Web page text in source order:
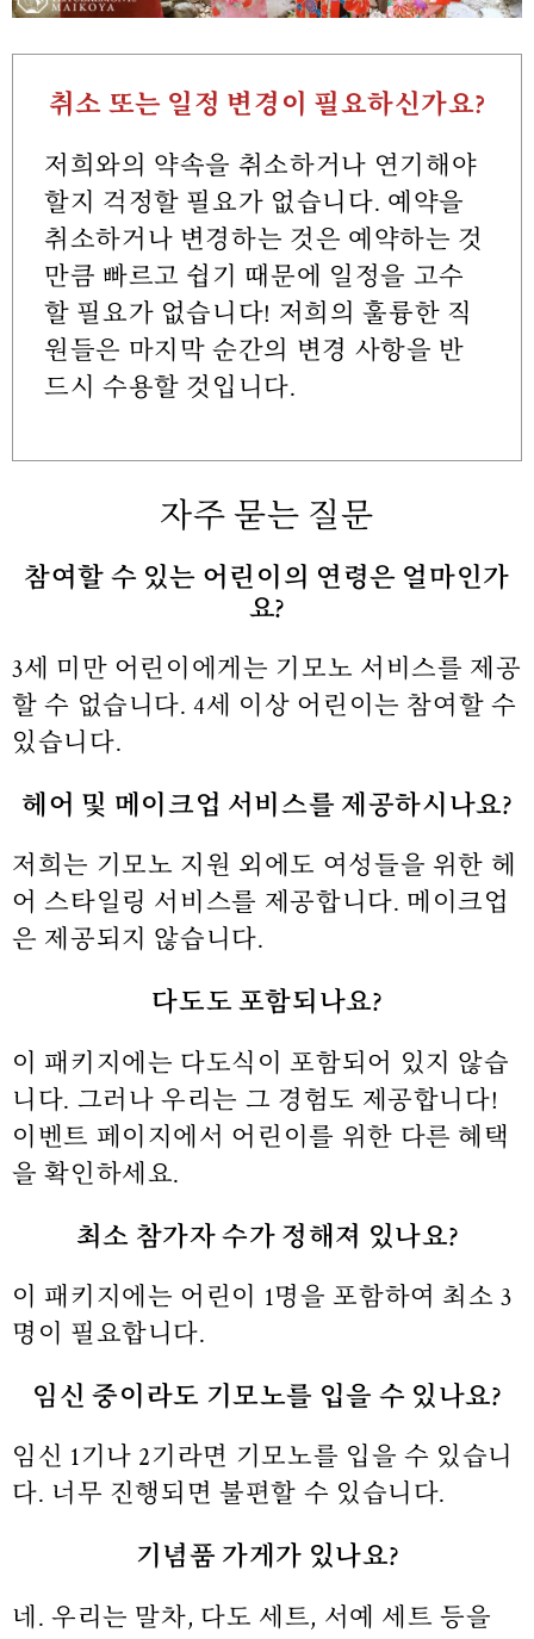
취소 또는 일정 변경이 필요하신가요?
저희와의 약속을 취소하거나 연기해야
할지 걱정할 필요가 없습니다. 예약을
취소하거나 변경하는 것은 예약하는 것
만큼 빠르고 쉽기 때문에 일정을 고수
할 필요가 없습니다! 저희의 훌륭한 직
원들은 마지막 순간의 변경 사항을 반
드시 수용할 것입니다.
자주 묻는 질문
참여할 수 있는 어린이의 연령은 얼마인가
요?
3세 미만 어린이에게는 기모노 서비스를 제공
할 수 없습니다. 4세 이상 어린이는 참여할 수
있습니다.
헤어 및 메이크업 서비스를 제공하시나요?
저희는 기모노 지원 외에도 여성들을 위한 헤
어 스타일링 서비스를 제공합니다. 메이크업
은 제공되지 않습니다.
다도도 포함되나요?
이 패키지에는 다도식이 포함되어 있지 않습
니다. 그러나 우리는 그 경험도 제공합니다!
이벤트 페이지에서 어린이를 위한 다른 혜택
을 확인하세요.
최소 참가자 수가 정해져 있나요?
이 패키지에는 어린이 1명을 포함하여 최소 3
명이 필요합니다.
임신 중이라도 기모노를 입을 수 있나요?
임신 1기나 2기라면 기모노를 입을 수 있습니
다. 너무 진행되면 불편할 수 있습니다.
기념품 가게가 있나요?
네. 우리는 말차, 다도 세트, 서예 세트 등을